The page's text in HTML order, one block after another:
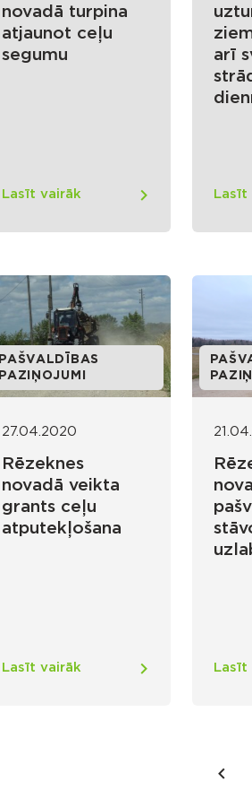
novadā turpina
atjaunot ceļu
segumu
Lasīt vairāk
arī
Lasīt
PAŠVALDĪBAS
PAZIŅOJUMI
27.04.2020
Rēzeknes
novadā veikta
grants ceļu
atputekļošana
Lasīt vairāk Lasīt